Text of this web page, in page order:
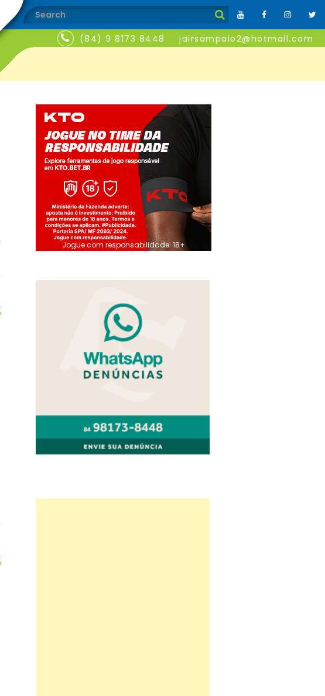
(84) 9 8173 8448 jairsampaio2@hotmail.com
Jogue com responsabilidade. 18+